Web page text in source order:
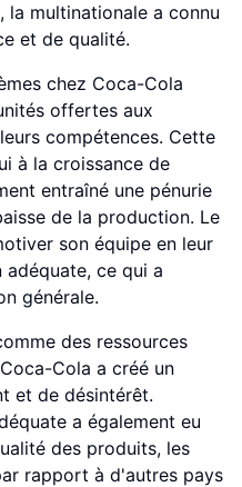
multinationale a connu
et de qualité.
chez Coca-Cola
offertes aux
compétences. Cette
à la croissance de
entraîné une pénurie
de la production. Le
son équipe en leur
ce qui a
générale.
des ressources
Cola a créé un
et de désintérêt.
a également eu
des produits, les
rapport à d'autres pays